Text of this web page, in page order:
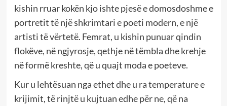
kishin rruar kokën kjo ishte pjesë e domosdoshme e
portretit të një shkrimtari e poeti modern, e një
artisti të vërtetë. Femrat, u kishin punuar qindin
flokëve, në ngjyrosje, qethje në tëmbla dhe krehje
në formë kreshte, që u quajt moda e poeteve.
Kur u lehtësuan nga ethet dhe u ra temperature e
krijimit, të rinjtë u kujtuan edhe për ne, që na